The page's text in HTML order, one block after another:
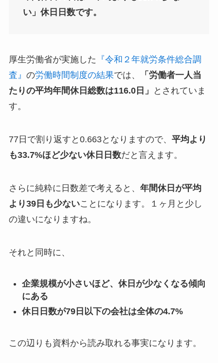
い」休日日数です。
厚生労働省が実施した 『令和２年就労条件総合調
査』 の労働時間制度の結果では、
「労働者一人当
たりの平均年間休日総数は116.0日」
とされていま
す。
77日で割り返すと0.663となりますので、 平均より
も33.7%ほど少ない休日日数だと言えます。
さらに純粋に日数差で考えると、 年間休日が平均
より39日も少ないことになります。１ヶ月と少し
の違いになりますね。
それと同時に、
企業規模が小さいほど、休日が少なくなる傾向
にある
休日日数が79日以下の会社は全体の4.7%
この辺りも資料から読み取れる事実になります。